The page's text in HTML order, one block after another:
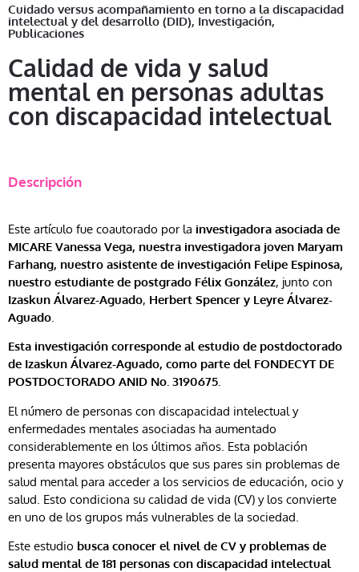
Cuidado versus acompañamiento en torno a la discapacidad
intelectual y del desarrollo (DID), Investigación,
Publicaciones
Calidad de vida y salud
mental en personas adultas
con discapacidad intelectual
Descripción
Este artículo fue coautorado por la investigadora asociada de
MICARE Vanessa Vega, nuestra investigadora joven Maryam
Farhang, nuestro asistente de investigación Felipe Espinosa,
nuestro estudiante de postgrado Félix González, junto con
Izaskun Álvarez-Aguado, Herbert Spencer y Leyre Álvarez-
Aguado
Esta investigación corresponde al estudio de postdoctorado
de Izaskun Álvarez-Aguado, como parte del FONDECYT DE
POSTDOCTORADO ANID No. 3190675.
El número de personas con discapacidad intelectual y
enfermedades mentales asociadas ha aumentado
considerablemente en los últimos años. Esta población
presenta mayores obstáculos que sus pares sin problemas de
salud mental para acceder a los servicios de educación, ocio y
salud. Esto condiciona su calidad de vida (CV) y los convierte
en uno de los grupos más vulnerables de la sociedad.
Este estudio busca conocer el nivel de CV y problemas de
salud mental de 181 personas con discapacidad intelectual